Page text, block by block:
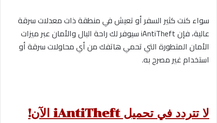
سواء كنت كثير السفر أو تعيش في منطقة ذات معدلات سرقة
عالية، فإن iAntiTheft سيوفر لك راحة البال والأمان عبر ميزات
الأمان المتطورة التي تحمي هاتفك من أي محاولات سرقة أو
استخدام غير مصرح به.
لا تتردد في تحميل iAntiTheft الآن!